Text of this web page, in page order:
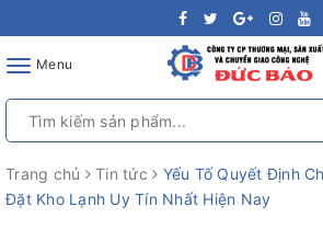
ToggleMenu
Trang chủ Tin tức
Yếu Tố Quyết Định
Đặt Kho Lạnh Uy Tín Nhất Hiện Nay